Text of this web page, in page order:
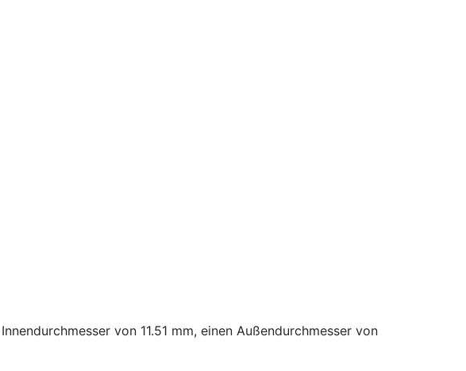
von 11.51 mm, einen Außendurchmesser von